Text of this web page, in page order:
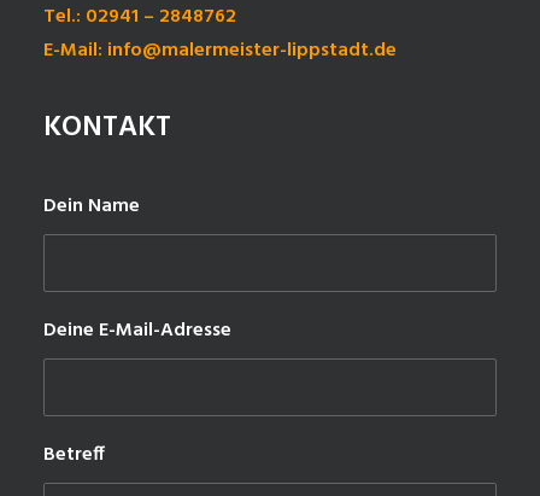
Tel.: 02941 – 2848762
E-Mail: info@malermeister-lippstadt.de
KONTAKT
Dein Name
Deine E-Mail-Adresse
Betreff